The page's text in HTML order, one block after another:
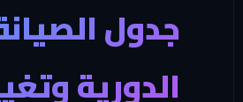
الصيانة
وتغيير